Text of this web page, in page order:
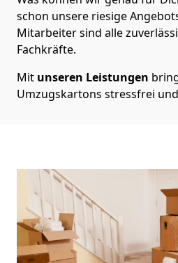
schon unsere riesige
Mitarbeiter sind alle
Fachkräfte.
Mit unseren Leistungen
Umzugskartons stressfrei